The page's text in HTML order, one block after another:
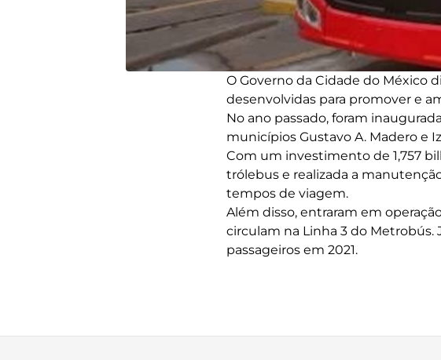
O Governo da Cidade do México
desenvolvidas para promover e
No ano passado, foram
municípios Gustavo A. Madero e
Com um investimento de 1,757
trólebus e realizada a
tempos de viagem.
Além disso, entraram em
circulam na Linha 3 do Metrobús.
passageiros em 2021.